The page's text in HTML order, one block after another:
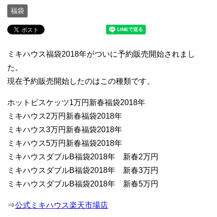
福袋
ミキハウス福袋2018年がついに予約販売開始されまし
た。
現在予約販売開始したのはこの種類です。
ホットビスケッツ1万円新春福袋2018年
ミキハウス2万円新春福袋2018年
ミキハウス3万円新春福袋2018年
ミキハウス5万円新春福袋2018年
ミキハウスダブルB福袋2018年 新春2万円
ミキハウスダブルB福袋2018年 新春3万円
ミキハウスダブルB福袋2018年 新春5万円
⇒公式ミキハウス楽天市場店